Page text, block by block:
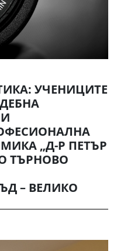
УЧЕНИЦИТЕ
„Д-Р ПЕТЪР
ТЪРНОВО
– ВЕЛИКО